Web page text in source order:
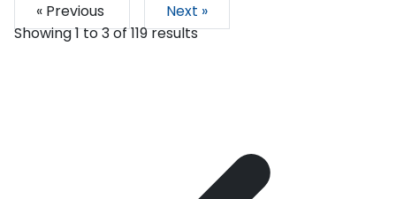
« Previous
Next »
Showing1to3of119results